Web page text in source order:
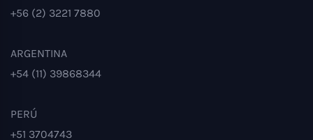
+56 (2) 3221 7880
ARGENTINA
+54 (11) 39868344
PERÚ
+51 3704743